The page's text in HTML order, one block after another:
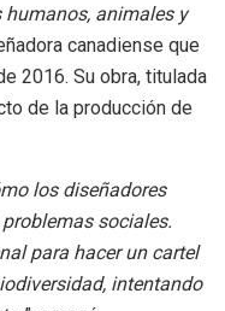
humanos, animales y
canadiense que
2016. Su obra, titulada
de la producción de
los diseñadores
sociales.
para hacer un cartel
intentando